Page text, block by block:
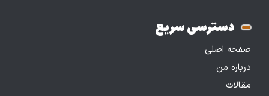
دسترسی سریع
صفحه اصلی
درباره من
مقالات